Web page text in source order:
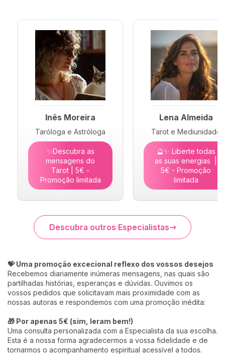
Inês Moreira
Taróloga e Astróloga
✨Descubra as
mensagens do
Tarot | 5€ -
Promoção limitada
Lena Almeida
Tarot e Mediunidade
🔮✨ Liberte todas
as suas energias |
5€ - Promoção
limitada
Descubra outros Especialistas
💝 Uma promoção excecional reflexo dos vossos desejos
Recebemos diariamente inúmeras mensagens, nas quais são
partilhadas histórias, esperanças e dúvidas. Ouvimos os
vossos pedidos que solicitavam mais proximidade com as
nossas autoras e respondemos com uma promoção inédita:
🎁 Por apenas 5€ (sim, leram bem!)
Uma consulta personalizada com a Especialista da sua escolha.
Esta é a nossa forma agradecermos a vossa fidelidade e de
tornarmos o acompanhamento espiritual acessível a todos.